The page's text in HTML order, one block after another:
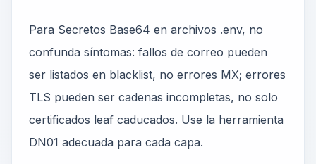
Para Secretos Base64 en archivos .env, no
confunda síntomas: fallos de correo pueden
ser listados en blacklist, no errores MX; errores
TLS pueden ser cadenas incompletas, no solo
certificados leaf caducados. Use la herramienta
DN01 adecuada para cada capa.